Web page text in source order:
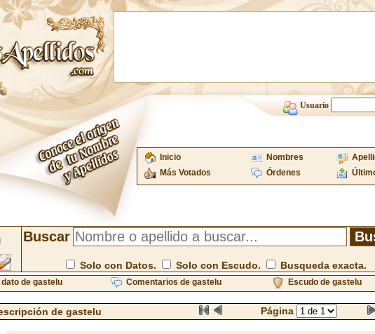
Usuario
Inicio Nombres
Más Votados
Órdenes
Buscar
Solo con Datos. Solo con Escudo. Busqueda exacta.
dato de gastelu Comentarios de gastelu Escudo de gastelu
de gastelu Página